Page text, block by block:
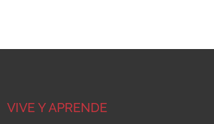
VIVE Y APRENDE